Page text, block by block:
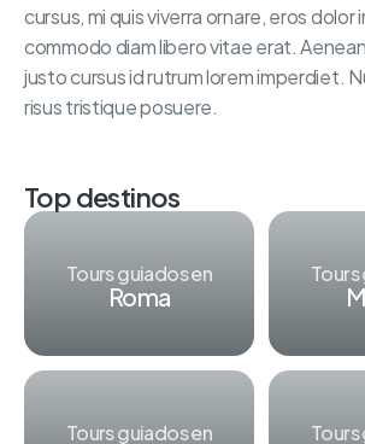
cursus, mi quis viverra ornare, eros dolor
commodo diam libero vitae erat.
justo cursus id rutrum lorem imperdiet.
risus tristique posuere.
Top destinos
Tours guiados en
Roma
Tours
Tours guiados en Tours